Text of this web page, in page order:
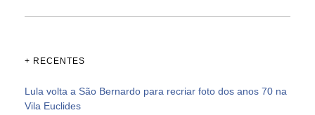
+ RECENTES
Lula volta a São Bernardo para recriar foto dos anos 70 na
Vila Euclides